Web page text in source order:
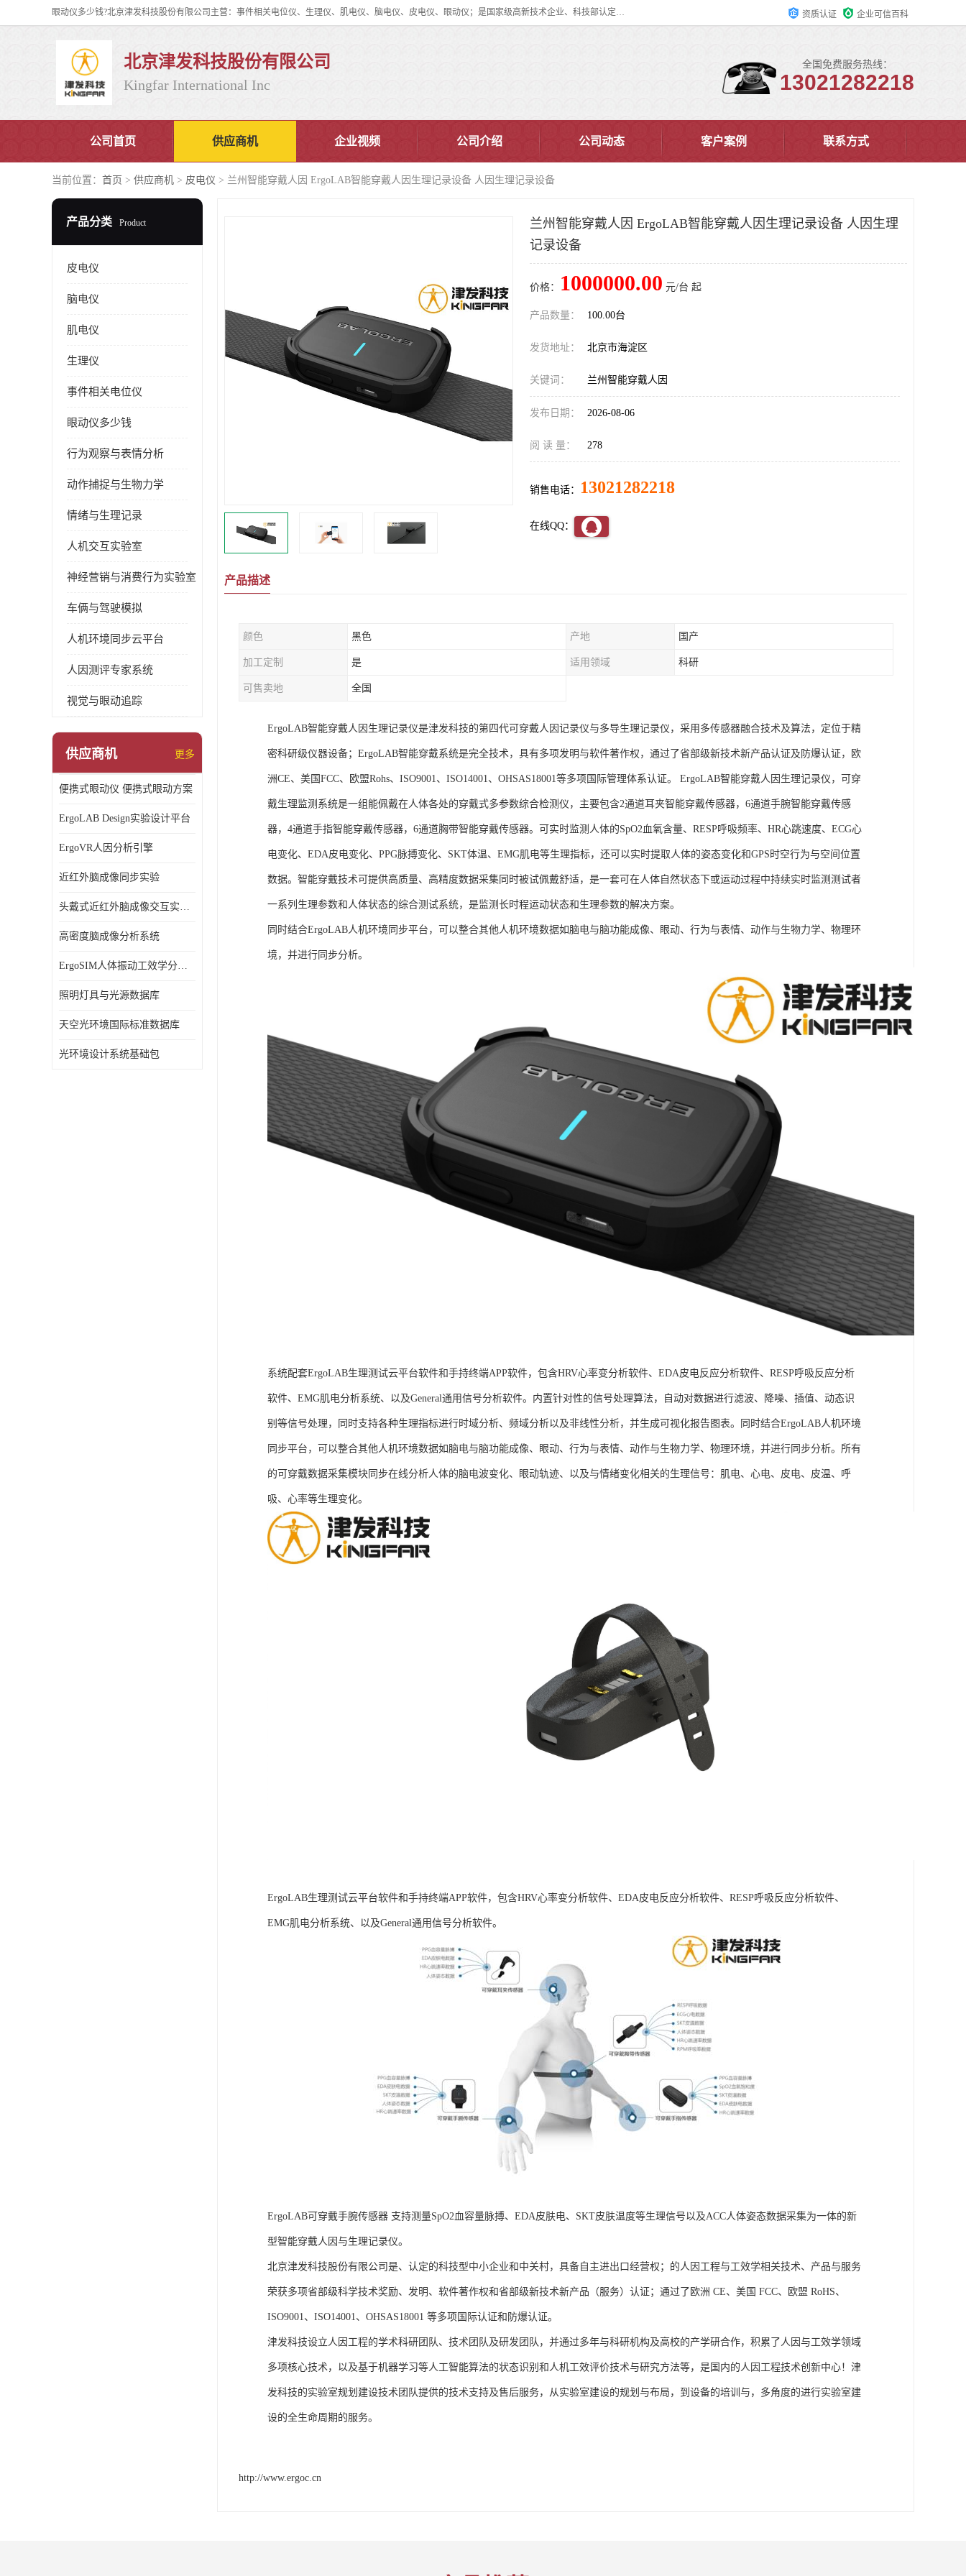
眼动仪多少钱?北京津发科技股份有限公司主营：事件相关电位仪、生理仪、肌电仪、脑电仪、皮电仪、眼动仪；是国家级高新技术企业、科技部认定的科技型中小企业和中关村高新技术企业，具备保密资格，具备自主进出口经营权；自主研发技术、产品与服务荣获多项省部级科学技术奖励、国家发明专利、国家软件著作权和省部级新技术新产品（服务）认证。 资质认证 企业可信百科
北京津发科技股份有限公司
Kingfar International Inc
全国免费服务热线：
13021282218
公司首页 供应商机 企业视频 公司介绍 公司动态 客户案例 联系方式
当前位置： 首页 > 供应商机 > 皮电仪 > 兰州智能穿戴人因 ErgoLAB智能穿戴人因生理记录设备 人因生理记录设备
产品分类 Product
皮电仪
脑电仪
肌电仪
生理仪
事件相关电位仪
眼动仪多少钱
行为观察与表情分析
动作捕捉与生物力学
情绪与生理记录
人机交互实验室
神经营销与消费行为实验室
车俩与驾驶模拟
人机环境同步云平台
人因测评专家系统
视觉与眼动追踪
供应商机 更多
便携式眼动仪 便携式眼动方案
ErgoLAB Design实验设计平台
ErgoVR人因分析引擎
近红外脑成像同步实验
头戴式近红外脑成像交互实验室
高密度脑成像分析系统
ErgoSIM人体振动工效学分析系统
照明灯具与光源数据库
天空光环境国际标准数据库
光环境设计系统基础包
兰州智能穿戴人因 ErgoLAB智能穿戴人因生理记录设备 人因生理
记录设备
价格： 1000000.00 元/台 起
产品数量： 100.00台
发货地址： 北京市海淀区
关键词： 兰州智能穿戴人因
发布日期： 2026-08-06
阅 读 量： 278
销售电话： 13021282218
在线QQ：
产品描述
颜色 黑色 产地 国产
加工定制 是 适用领域 科研
可售卖地 全国
ErgoLAB智能穿戴人因生理记录仪是津发科技的第四代可穿戴人因记录仪与多导生理记录仪，采用多传感器融合技术及算法，定位于精
密科研级仪器设备；ErgoLAB智能穿戴系统是完全技术，具有多项发明与软件著作权，通过了省部级新技术新产品认证及防爆认证，欧
洲CE、美国FCC、欧盟Rohs、ISO9001、ISO14001、OHSAS18001等多项国际管理体系认证。 ErgoLAB智能穿戴人因生理记录仪，可穿
戴生理监测系统是一组能佩戴在人体各处的穿戴式多参数综合检测仪，主要包含2通道耳夹智能穿戴传感器，6通道手腕智能穿戴传感
器，4通道手指智能穿戴传感器，6通道胸带智能穿戴传感器。可实时监测人体的SpO2血氧含量、RESP呼吸频率、HR心跳速度、ECG心
电变化、EDA皮电变化、PPG脉搏变化、SKT体温、EMG肌电等生理指标，还可以实时提取人体的姿态变化和GPS时空行为与空间位置
数据。智能穿戴技术可提供高质量、高精度数据采集同时被试佩戴舒适，是一套可在人体自然状态下或运动过程中持续实时监测测试者
一系列生理参数和人体状态的综合测试系统，是监测长时程运动状态和生理参数的解决方案。
同时结合ErgoLAB人机环境同步平台，可以整合其他人机环境数据如脑电与脑功能成像、眼动、行为与表情、动作与生物力学、物理环
境，并进行同步分析。
系统配套ErgoLAB生理测试云平台软件和手持终端APP软件，包含HRV心率变分析软件、EDA皮电反应分析软件、RESP呼吸反应分析
软件、EMG肌电分析系统、以及General通用信号分析软件。内置针对性的信号处理算法，自动对数据进行滤波、降噪、插值、动态识
别等信号处理，同时支持各种生理指标进行时域分析、频域分析以及非线性分析，并生成可视化报告图表。同时结合ErgoLAB人机环境
同步平台，可以整合其他人机环境数据如脑电与脑功能成像、眼动、行为与表情、动作与生物力学、物理环境，并进行同步分析。所有
的可穿戴数据采集模块同步在线分析人体的脑电波变化、眼动轨迹、以及与情绪变化相关的生理信号：肌电、心电、皮电、皮温、呼
吸、心率等生理变化。
ErgoLAB生理测试云平台软件和手持终端APP软件，包含HRV心率变分析软件、EDA皮电反应分析软件、RESP呼吸反应分析软件、
EMG肌电分析系统、以及General通用信号分析软件。
ErgoLAB可穿戴手腕传感器 支持测量SpO2血容量脉搏、EDA皮肤电、SKT皮肤温度等生理信号以及ACC人体姿态数据采集为一体的新
型智能穿戴人因与生理记录仪。
北京津发科技股份有限公司是、认定的科技型中小企业和中关村，具备自主进出口经营权；的人因工程与工效学相关技术、产品与服务
荣获多项省部级科学技术奖励、发明、软件著作权和省部级新技术新产品（服务）认证；通过了欧洲 CE、美国 FCC、欧盟 RoHS、
ISO9001、ISO14001、OHSAS18001 等多项国际认证和防爆认证。
津发科技设立人因工程的学术科研团队、技术团队及研发团队，并通过多年与科研机构及高校的产学研合作，积累了人因与工效学领域
多项核心技术，以及基于机器学习等人工智能算法的状态识别和人机工效评价技术与研究方法等，是国内的人因工程技术创新中心！津
发科技的实验室规划建设技术团队提供的技术支持及售后服务，从实验室建设的规划与布局，到设备的培训与，多角度的进行实验室建
设的全生命周期的服务。
http://www.ergoc.cn